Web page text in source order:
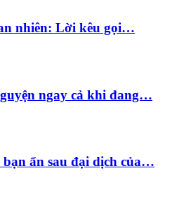
nhiên: Lời kêu gọi…
ngay cả khi đang…
ẩn sau đại dịch của…